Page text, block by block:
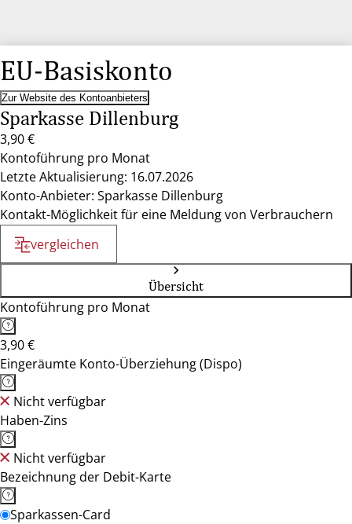
EU-Basiskonto
Zur Website des Kontoanbieters
Sparkasse Dillenburg
3,90 €
Kontoführung pro Monat
Letzte Aktualisierung: 16.07.2026
Konto-Anbieter: Sparkasse Dillenburg
Kontakt-Möglichkeit für eine Meldung von Verbrauchern
vergleichen
Übersicht
Kontoführung pro Monat
3,90 €
Eingeräumte Konto-Überziehung (Dispo)
Nicht verfügbar
Haben-Zins
Nicht verfügbar
Bezeichnung der Debit-Karte
Sparkassen-Card